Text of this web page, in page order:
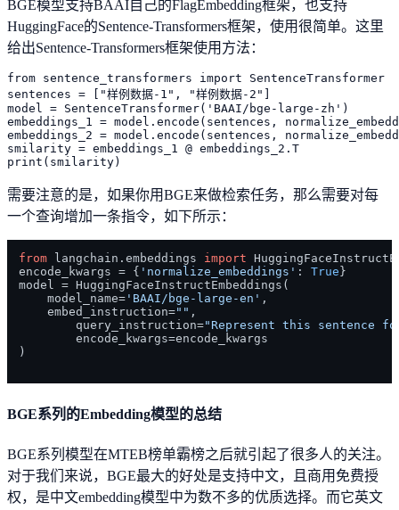
BGE模型支持BAAI自己的FlagEmbedding框架，也支持
HuggingFace的Sentence-Transformers框架，使用很简单。这里
给出Sentence-Transformers框架使用方法：
from sentence_transformers import SentenceTransformer
sentences = ["样例数据-1", "样例数据-2"]
model = SentenceTransformer('BAAI/bge-large-zh')
embeddings_1 = model.encode(sentences,
embeddings_2 = model.encode(sentences,
smilarity = embeddings_1 @ embeddings_2.T
需要注意的是，如果你用BGE来做检索任务，那么需要对每
一个查询增加一条指令，如下所示：
from langchain.embeddings import
encode_kwargs = { 'normalize_embeddings' : True }
model = HuggingFaceInstructEmbeddings(
    model_name=
'BAAI/bge-large-en' ,
    embed_instruction=
"" ,
	query_instruction=
"Represent this sentence
)
BGE系列的Embedding模型的总结
BGE系列模型在MTEB榜单霸榜之后就引起了很多人的关注。
对于我们来说，BGE最大的好处是支持中文，且商用免费授
权，是中文embedding模型中为数不多的优质选择。而它英文